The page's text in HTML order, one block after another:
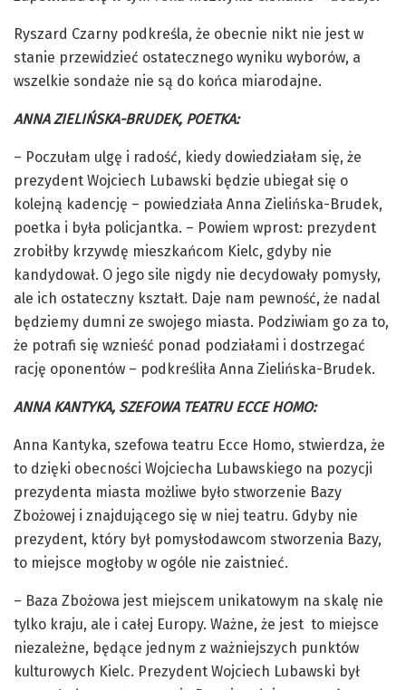
Ryszard Czarny podkreśla, że obecnie nikt nie jest w
stanie przewidzieć ostatecznego wyniku wyborów, a
wszelkie sondaże nie są do końca miarodajne.
ANNA ZIELIŃSKA-BRUDEK, POETKA:
– Poczułam ulgę i radość, kiedy dowiedziałam się, że
prezydent Wojciech Lubawski będzie ubiegał się o
kolejną kadencję – powiedziała Anna Zielińska-Brudek,
poetka i była policjantka. – Powiem wprost: prezydent
zrobiłby krzywdę mieszkańcom Kielc, gdyby nie
kandydował. O jego sile nigdy nie decydowały pomysły,
ale ich ostateczny kształt. Daje nam pewność, że nadal
będziemy dumni ze swojego miasta. Podziwiam go za to,
że potrafi się wznieść ponad podziałami i dostrzegać
rację oponentów – podkreśliła Anna Zielińska-Brudek.
ANNA KANTYKA, SZEFOWA TEATRU ECCE HOMO:
Anna Kantyka, szefowa teatru Ecce Homo, stwierdza, że
to dzięki obecności Wojciecha Lubawskiego na pozycji
prezydenta miasta możliwe było stworzenie Bazy
Zbożowej i znajdującego się w niej teatru. Gdyby nie
prezydent, który był pomysłodawcom stworzenia Bazy,
to miejsce mogłoby w ogóle nie zaistnieć.
– Baza Zbożowa jest miejscem unikatowym na skalę nie
tylko kraju, ale i całej Europy. Ważne, że jest to miejsce
niezależne, będące jednym z ważniejszych punktów
kulturowych Kielc. Prezydent Wojciech Lubawski był